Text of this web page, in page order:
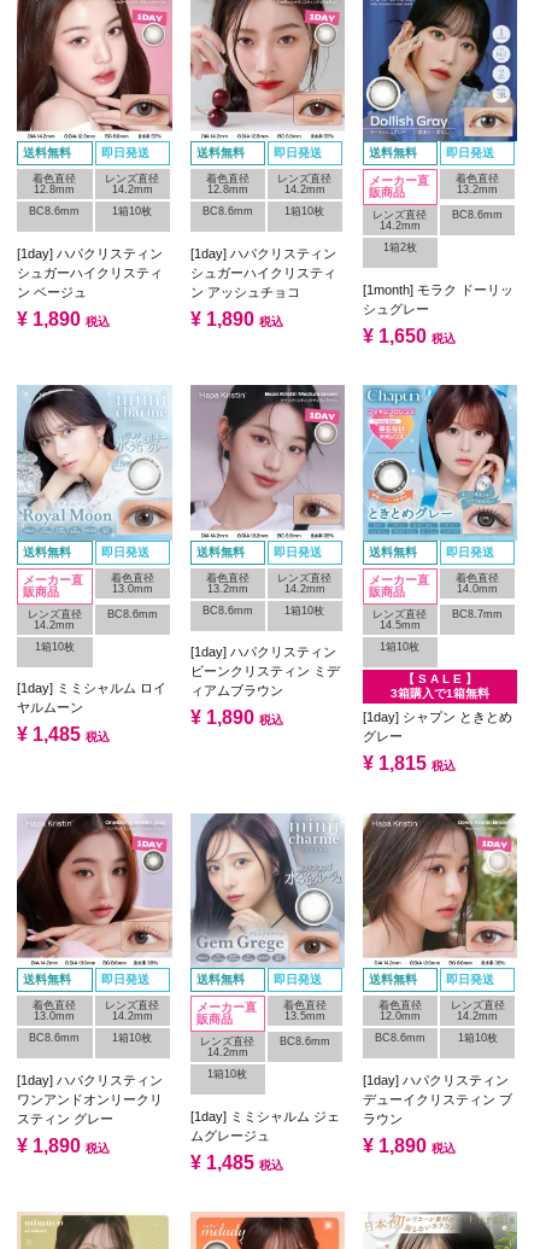
送料無料 即日発送
着色直径
12.8mm
レンズ直径
14.2mm
BC8.6mm
1箱10枚
[1day] ハパクリスティン
シュガーハイクリスティ
ン ベージュ
¥ 1,890 税込
送料無料 即日発送
着色直径
12.8mm
レンズ直径
14.2mm
BC8.6mm
1箱10枚
[1day] ハパクリスティン
シュガーハイクリスティ
ン アッシュチョコ
¥ 1,890 税込
送料無料 即日発送
メーカー直
販商品
着色直径
13.2mm
レンズ直径
14.2mm
BC8.6mm
1箱2枚
[1month] モラク ドーリッ
シュグレー
¥ 1,650 税込
送料無料 即日発送
メーカー直
販商品
着色直径
13.0mm
レンズ直径
14.2mm
BC8.6mm
1箱10枚
[1day] ミミシャルム ロイ
ヤルムーン
¥ 1,485 税込
送料無料 即日発送
着色直径
13.2mm
レンズ直径
14.2mm
BC8.6mm
1箱10枚
[1day] ハパクリスティン
ビーンクリスティン ミデ
ィアムブラウン
¥ 1,890 税込
送料無料 即日発送
メーカー直
販商品
着色直径
14.0mm
レンズ直径
14.5mm
BC8.7mm
1箱10枚
【 S A L E 】
3箱購入で1箱無料
[1day] シャプン ときとめ
グレー
¥ 1,815 税込
送料無料 即日発送
着色直径
13.0mm
レンズ直径
14.2mm
BC8.6mm
1箱10枚
[1day] ハパクリスティン
ワンアンドオンリークリ
スティン グレー
¥ 1,890 税込
送料無料 即日発送
メーカー直
販商品
着色直径
13.5mm
レンズ直径
14.2mm
BC8.6mm
1箱10枚
[1day] ミミシャルム ジェ
ムグレージュ
¥ 1,485 税込
送料無料 即日発送
着色直径
12.0mm
レンズ直径
14.2mm
BC8.6mm
1箱10枚
[1day] ハパクリスティン
デューイクリスティン ブ
ラウン
¥ 1,890 税込